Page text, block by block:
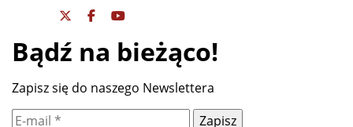
Bądź na bieżąco!
Zapisz się do naszego Newslettera